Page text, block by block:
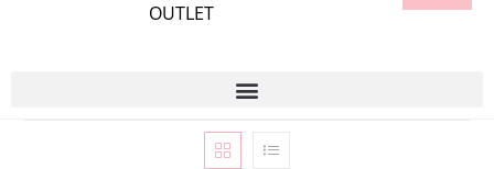
OUTLET